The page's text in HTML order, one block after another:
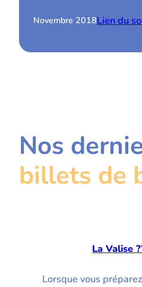
Novembre 2018Lien du
Nos
billets de
La Valise
Lorsque vous